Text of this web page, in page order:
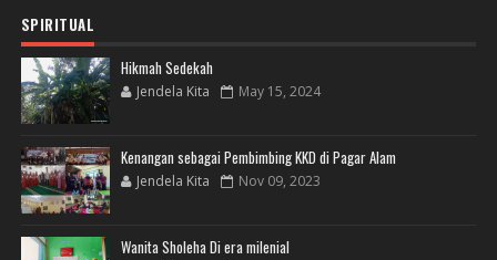
SPIRITUAL
Hikmah Sedekah
Jendela Kita May 15, 2024
Kenangan sebagai Pembimbing KKD di Pagar Alam
Jendela Kita Nov 09, 2023
Wanita Sholeha Di era milenial